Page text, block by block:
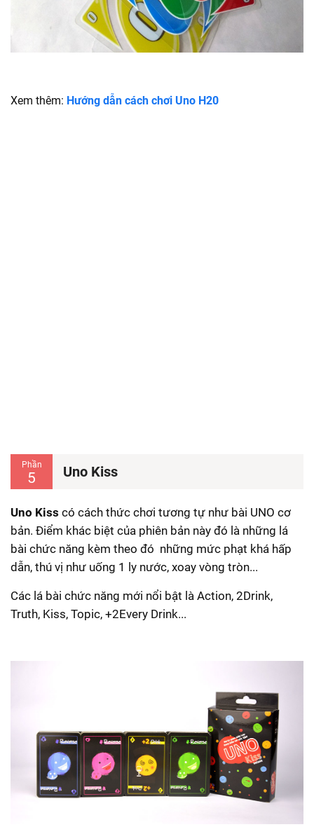
Xem thêm: Hướng dẫn cách chơi Uno H20
Phần
5 Uno Kiss
Uno Kiss có cách thức chơi tương tự như bài UNO cơ
bản. Điểm khác biệt của phiên bản này đó là những lá
bài chức năng kèm theo đó những mức phạt khá hấp
dẫn, thú vị như uống 1 ly nước, xoay vòng tròn...
Các lá bài chức năng mới nổi bật là Action, 2Drink,
Truth, Kiss, Topic, +2Every Drink...